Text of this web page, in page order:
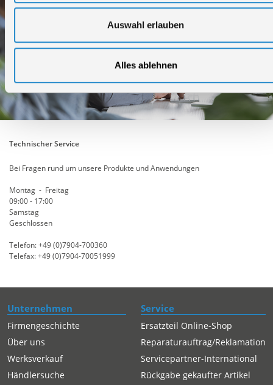
Auswahl erlauben
Alles ablehnen
Technischer Service
Bei Fragen rund um unsere Produkte und Anwendungen
Montag - Freitag
09:00 - 17:00
Samstag
Geschlossen
Telefon: +49 (0)7904-700360
Telefax: +49 (0)7904-70051999
Unternehmen
Firmengeschichte
Über uns
Werksverkauf
Händlersuche
Service
Ersatzteil Online-Shop
Reparaturauftrag/Reklamation
Servicepartner-International
Rückgabe gekaufter Artikel